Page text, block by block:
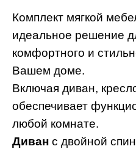
Комплект мягкой
идеальное решение
комфортного и
Вашем доме.
Включая диван,
обеспечивает
любой комнате.
Диван с двойной